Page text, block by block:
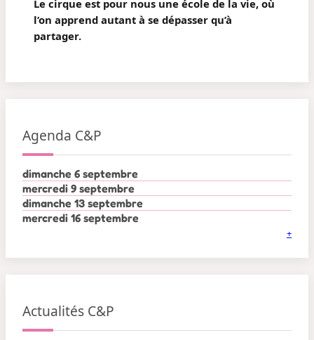
Le cirque est pour nous une école de la vie, où
l’on apprend autant à se dépasser qu’à
partager.
Agenda C&P
dimanche 6 septembre
mercredi 9 septembre
dimanche 13 septembre
mercredi 16 septembre
+
Actualités C&P